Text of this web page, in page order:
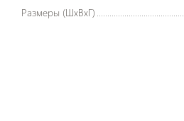
Размеры (ШxВxГ)